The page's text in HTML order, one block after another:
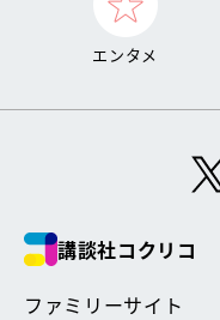
エンタメ
講談社コクリコ
ファミリーサイト